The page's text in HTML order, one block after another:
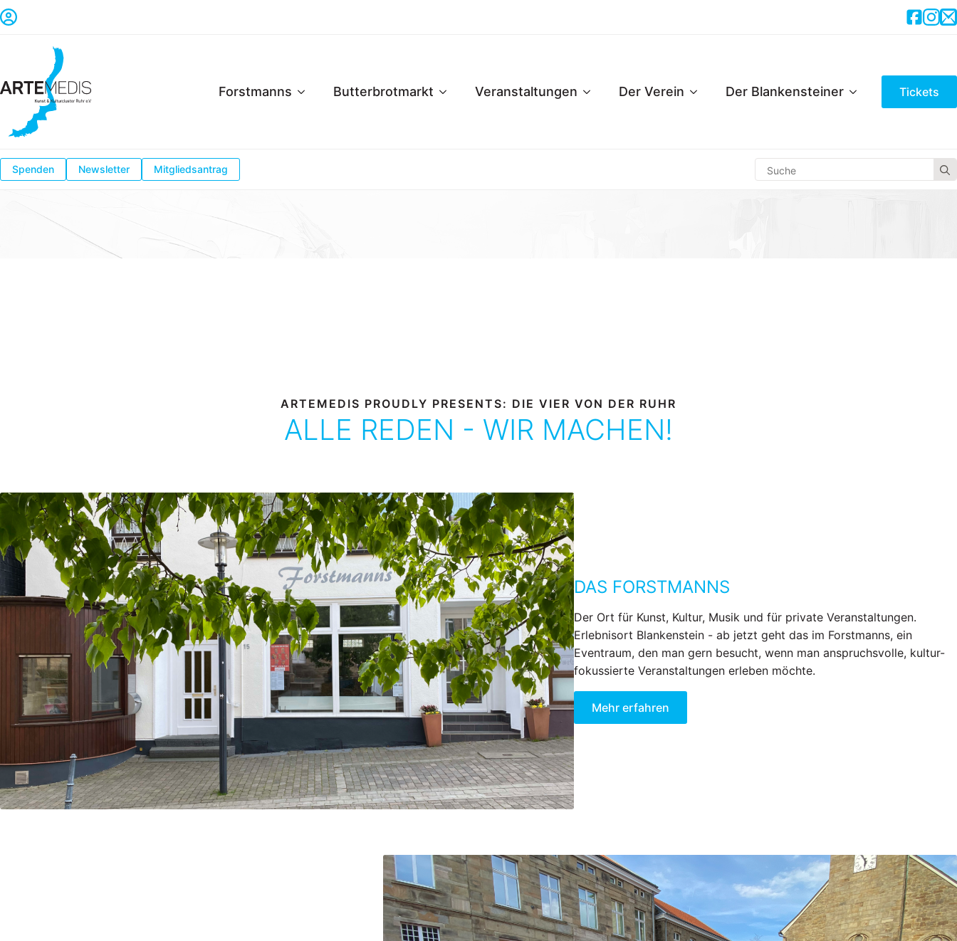
Forstmanns Butterbrotmarkt Veranstaltungen Der Verein Der Blankensteiner Tickets
Spenden Newsletter Mitgliedsantrag
ARTEMEDIS PROUDLY PRESENTS: DIE VIER VON DER RUHR
ALLE REDEN - WIR MACHEN!
DAS FORSTMANNS
Der Ort für Kunst, Kultur, Musik und für private Veranstaltungen.
Erlebnisort Blankenstein - ab jetzt geht das im Forstmanns, ein
Eventraum, den man gern besucht, wenn man anspruchsvolle, kultur-
fokussierte Veranstaltungen erleben möchte.
Mehr erfahren